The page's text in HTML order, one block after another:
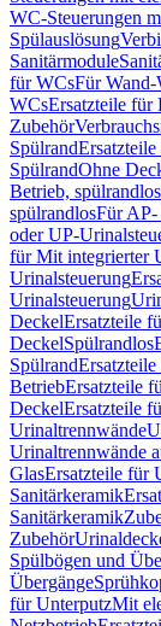
WC-Steuerungen
Spülauslösung
Sanitärmodule
für WCsFür Wand-
WCsErsatzteile für
Zubehör
Spülrand
SpülrandOhne
Betrieb, spülrandlos
spülrandlosFür AP-
oder UP-
für Mit integrierter
Urinalsteuerung
Urinalsteuerung
DeckelErsatzteile
DeckelSpülrandlos
Spülrand
BetriebErsatzteile
DeckelErsatzteile
Urinaltrennwände
Urinaltrennwände
GlasErsatzteile für
Sanitärkeramik
Sanitärkeramik
Zubehör
Spülbögen und
Übergänge
für UnterputzMit